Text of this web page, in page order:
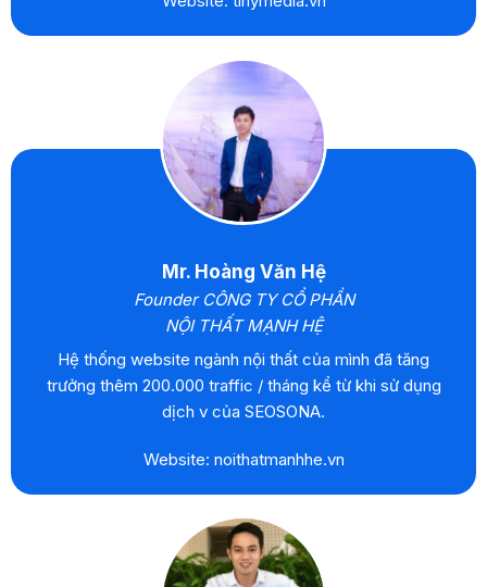
Mr. Hoàng Văn Hệ
Founder CÔNG TY CỔ PHẦN
NỘI THẤT MẠNH HỆ
Hệ thống website ngành nội thất của mình đã tăng
trưởng thêm 200.000 traffic / tháng kể từ khi sử dụng
dịch v của SEOSONA.
Website: noithatmanhhe.vn